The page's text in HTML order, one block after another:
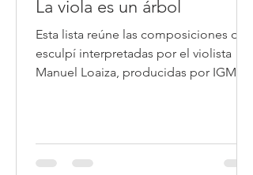
La viola es un árbol
Esta lista reúne las composiciones que
esculpí interpretadas por el violista
Manuel Loaiza, producidas por IGM
Anna Thorvaldsdottir, que han sido
referentes para mí en estos procesos